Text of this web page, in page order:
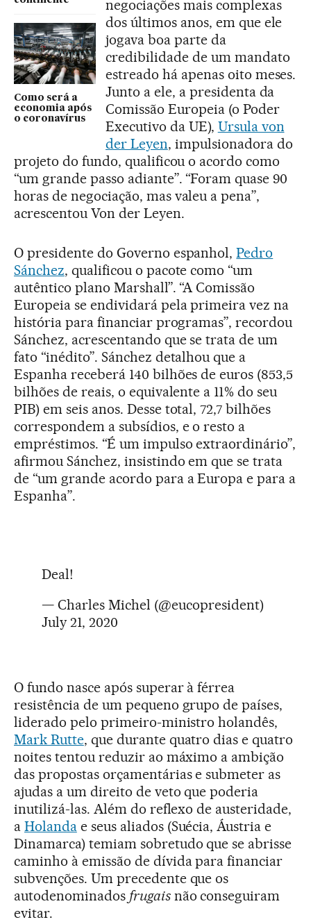
Como será a
economia após
o coronavírus
negociações mais complexas
dos últimos anos, em que ele
jogava boa parte da
credibilidade de um mandato
estreado há apenas oito meses.
Junto a ele, a presidenta da
Comissão Europeia (o Poder
Executivo da UE), Ursula von
der Leyen, impulsionadora do
projeto do fundo, qualificou o acordo como
“um grande passo adiante”. “Foram quase 90
horas de negociação, mas valeu a pena”,
acrescentou Von der Leyen.
O presidente do Governo espanhol,Pedro
Sánchez, qualificou o pacote como “um
autêntico plano Marshall”. “A Comissão
Europeia se endividará pela primeira vez na
história para financiar programas”, recordou
Sánchez, acrescentando que se trata de um
fato “inédito”. Sánchez detalhou que a
Espanha receberá 140 bilhões de euros (853,5
bilhões de reais, o equivalente a 11% do seu
PIB) em seis anos. Desse total, 72,7 bilhões
correspondem a subsídios, e o resto a
empréstimos. “É um impulso extraordinário”,
afirmou Sánchez, insistindo em que se trata
de “um grande acordo para a Europa e para a
Espanha”.
Deal!
— Charles Michel (@eucopresident)
July 21, 2020
O fundo nasce após superar à férrea
resistência de um pequeno grupo de países,
liderado pelo primeiro-ministro holandês,
Mark Rutte, que durante quatro dias e quatro
noites tentou reduzir ao máximo a ambição
das propostas orçamentárias e submeter as
ajudas a um direito de veto que poderia
inutilizá-las. Além do reflexo de austeridade,
a Holandae seus aliados (Suécia, Áustria e
Dinamarca) temiam sobretudo que se abrisse
caminho à emissão de dívida para financiar
subvenções. Um precedente que os
autodenominados frugaisnão conseguiram
evitar.